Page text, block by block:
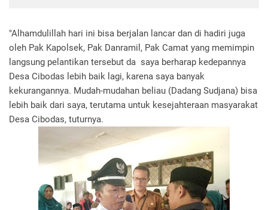
"Alhamdulillah hari ini bisa berjalan lancar dan di hadiri juga
oleh Pak Kapolsek, Pak Danramil, Pak Camat yang memimpin
langsung pelantikan tersebut da saya berharap kedepannya
Desa Cibodas lebih baik lagi, karena saya banyak
kekurangannya. Mudah-mudahan beliau (Dadang Sudjana) bisa
lebih baik dari saya, terutama untuk kesejahteraan masyarakat
Desa Cibodas, tuturnya.